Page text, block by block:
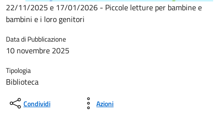
22/11/2025 e 17/01/2026 - Piccole letture per bambine e
bambini e i loro genitori
Data di Pubblicazione
10 novembre 2025
Tipologia
Biblioteca
Condividi Azioni